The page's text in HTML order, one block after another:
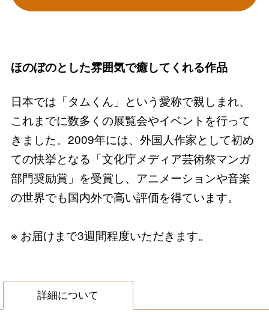
ほのぼのとした雰囲気で癒してくれる作品
日本では「タムくん」という愛称で親しまれ、
これまでに数多くの展覧会やイベントを行って
きました。2009年には、外国人作家として初め
ての快挙となる「文化庁メディア芸術祭マンガ
部門奨励賞」を受賞し、アニメーションや音楽
の世界でも国内外で高い評価を得ています。
※ お届けまで3週間程度いただきます。
詳細について